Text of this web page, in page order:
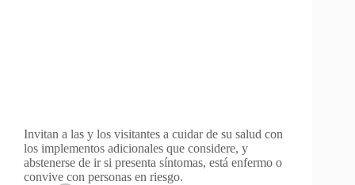
Invitan a las y los visitantes a cuidar de su salud con
los implementos adicionales que considere, y
abstenerse de ir si presenta síntomas, está enfermo o
convive con personas en riesgo.